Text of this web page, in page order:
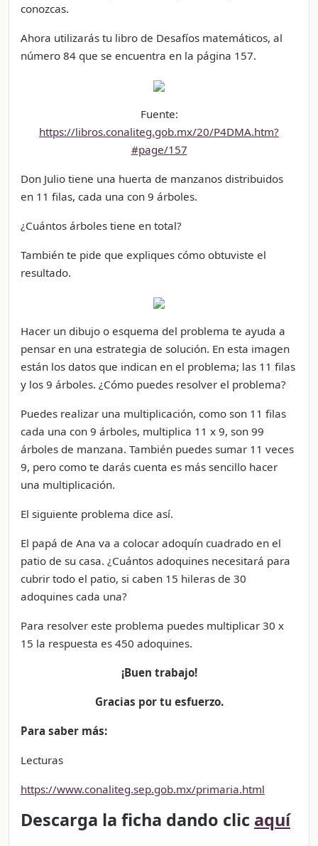
conozcas.
Ahora utilizarás tu libro de Desafíos matemáticos, al
número 84 que se encuentra en la página 157.
Fuente:
https://libros.conaliteg.gob.mx/20/P4DMA.htm?
#page/157
Don Julio tiene una huerta de manzanos distribuidos
en 11 filas, cada una con 9 árboles.
¿Cuántos árboles tiene en total?
También te pide que expliques cómo obtuviste el
resultado.
Hacer un dibujo o esquema del problema te ayuda a
pensar en una estrategia de solución. En esta imagen
están los datos que indican en el problema; las 11 filas
y los 9 árboles. ¿Cómo puedes resolver el problema?
Puedes realizar una multiplicación, como son 11 filas
cada una con 9 árboles, multiplica 11 x 9, son 99
árboles de manzana. También puedes sumar 11 veces
9, pero como te darás cuenta es más sencillo hacer
una multiplicación.
El siguiente problema dice así.
El papá de Ana va a colocar adoquín cuadrado en el
patio de su casa. ¿Cuántos adoquines necesitará para
cubrir todo el patio, si caben 15 hileras de 30
adoquines cada una?
Para resolver este problema puedes multiplicar 30 x
15 la respuesta es 450 adoquines.
¡Buen trabajo!
Gracias por tu esfuerzo.
Para saber más:
Lecturas
https://www.conaliteg.sep.gob.mx/primaria.html
Descarga la ficha dando clic aquí